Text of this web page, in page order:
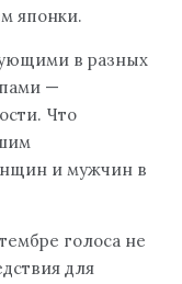
японки.
в разных
—
Что
и мужчин в
голоса не
для